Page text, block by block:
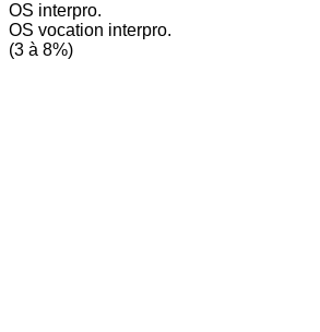
OS interpro.
OS vocation interpro.
(3 à 8%)